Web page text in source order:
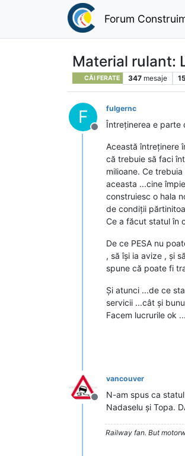
Forum
Material rulant:
CĂI FERATE 347 mesaje 15
F
Deconectat
fulgernc
Întreținerea e parte
Această întreținere
că trebuie să faci
milioane. Ce
aceasta ...cine
construiesc o hala
de condiții
Ce a făcut statul în
De ce PESA nu
, să își ia avize , și
spune că poate fi
Și atunci ...de ce
servicii ...cât și
Facem lucrurile ok
Deconectat
vancouver
N-am spus ca
Nadaselu și Topa.
Railway fan. But